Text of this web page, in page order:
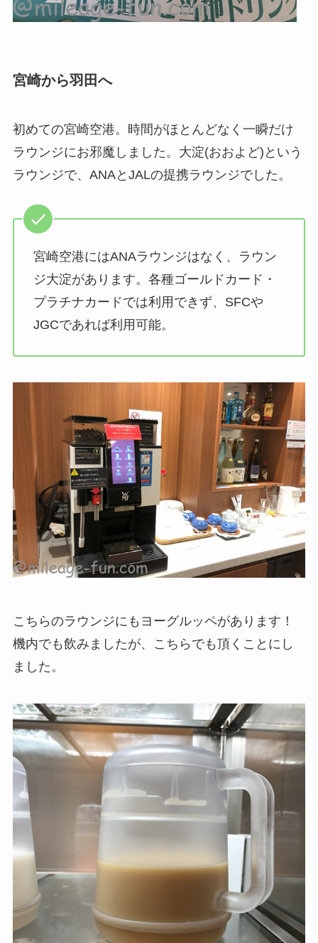
宮崎から羽田へ
初めての宮崎空港。時間がほとんどなく一瞬だけ
ラウンジにお邪魔しました。大淀(おおよど)という
ラウンジで、ANAとJALの提携ラウンジでした。
宮崎空港にはANAラウンジはなく、ラウン
ジ大淀があります。各種ゴールドカード・
プラチナカードでは利用できず、SFCや
JGCであれば利用可能。
こちらのラウンジにもヨーグルッペがあります！
機内でも飲みましたが、こちらでも頂くことにし
ました。